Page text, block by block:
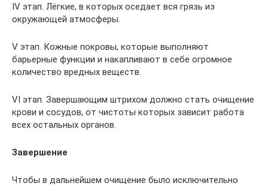
IV этап. Лёгкие, в которых оседает вся грязь из
окружающей атмосферы.
V этап. Кожные покровы, которые выполняют
барьерные функции и накапливают в себе огромное
количество вредных веществ.
VI этап. Завершающим штрихом должно стать очищение
крови и сосудов, от чистоты которых зависит работа
всех остальных органов.
Завершение
Чтобы в дальнейшем очищение было исключительно